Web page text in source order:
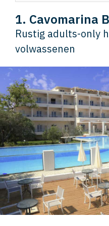
1. Cavomarina
Rustig adults-only
volwassenen